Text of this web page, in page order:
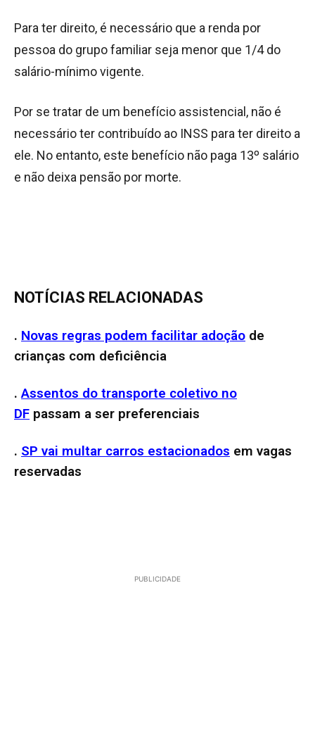
Para ter direito, é necessário que a renda por
pessoa do grupo familiar seja menor que 1/4 do
salário-mínimo vigente.
Por se tratar de um benefício assistencial, não é
necessário ter contribuído ao INSS para ter direito a
ele. No entanto, este benefício não paga 13º salário
e não deixa pensão por morte.
NOTÍCIAS RELACIONADAS
. Novas regras podem facilitar adoção de
crianças com deficiência
.Assentos do transporte coletivo no
DF passam a ser preferenciais
. SP vai multar carros estacionados em vagas
reservadas
PUBLICIDADE